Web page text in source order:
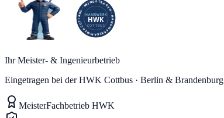
Ihr Meister- & Ingenieurbetrieb
Eingetragen bei der HWK Cottbus · Berlin & Brandenburg
MeisterFachbetrieb HWK